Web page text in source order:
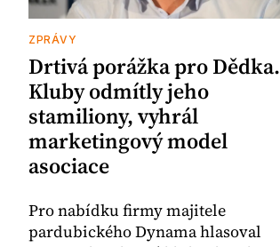
ZPRÁVY
Drtivá porážka pro Dědka.
Kluby odmítly jeho
stamiliony, vyhrál
marketingový model
asociace
Pro nabídku firmy majitele
pardubického Dynama hlasoval